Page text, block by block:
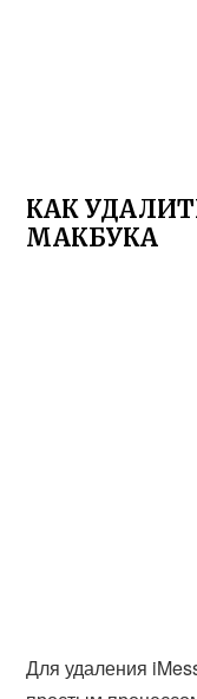
КАК
МАКБУКА
Для удаления